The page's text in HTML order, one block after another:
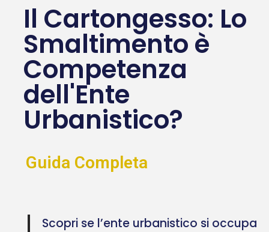
Il Cartongesso: Lo
Smaltimento è
Competenza
dell'Ente
Urbanistico?
Guida Completa
Scopri se l’ente urbanistico si occupa